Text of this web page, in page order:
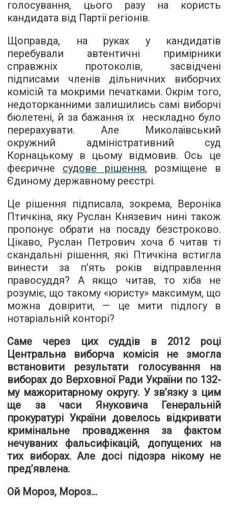
голосування, цього разу на користь
кандидата від Партії регіонів.
Щоправда, на руках у кандидатів
перебували автентичні примірники
справжніх протоколів, засвідчені
підписами членів дільничних виборчих
комісій та мокрими печатками. Окрім того,
недоторканними залишились самі виборчі
бюлетені, й за бажання їх нескладно було
перерахувати. Але Миколаївський
окружний адміністративний суд
Корнацькому в цьому відмовив. Ось це
феєричне судове рішення, розміщене в
Єдиному державному реєстрі.
Це рішення підписала, зокрема, Вероніка
Птичкіна, яку Руслан Князевич нині також
пропонує обрати на посаду безстроково.
Цікаво, Руслан Петрович хоча б читав ті
скандальні рішення, які Птичкіна встигла
винести за п’ять років відправлення
правосуддя? А якщо читав, то хіба не
розуміє, що такому «юристу» максимум, що
можна довірити, — це мити підлогу в
нотаріальній конторі?
Саме через цих суддів в 2012 році
Центральна виборча комісія не змогла
встановити результати голосування на
виборах до Верховної Ради України по 132-
му мажоритарному округу. У зв’язку з цим
ще за часи Януковича Генеральній
прокуратурі України довелось відкривати
кримінальне провадження за фактом
нечуваних фальсифікацій, допущених на
тих виборах. Але досі підозра нікому не
пред’явлена.
Ой Мороз, Мороз…